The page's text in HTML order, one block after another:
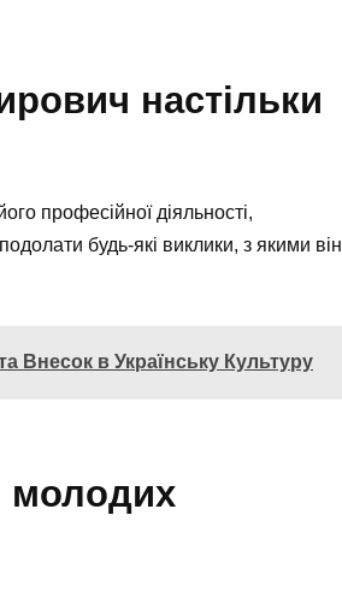
настільки
професійної діяльності,
будь-які виклики, з якими він
Внесок в Українську Культуру
молодих